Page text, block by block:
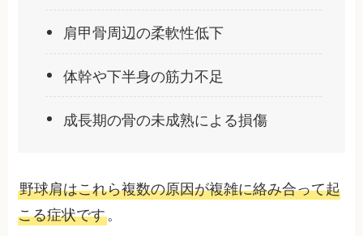
肩甲骨周辺の柔軟性低下
体幹や下半身の筋力不足
成長期の骨の未成熟による損傷
野球肩はこれら複数の原因が複雑に絡み合って起
こる症状です。